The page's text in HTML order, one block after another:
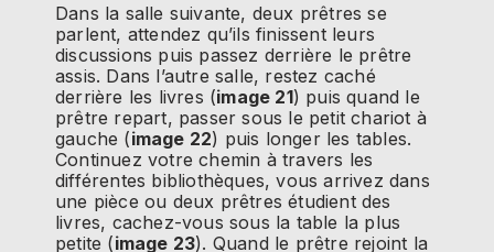
Dans la salle suivante, deux prêtres se
parlent, attendez qu’ils finissent leurs
discussions puis passez derrière le prêtre
assis. Dans l’autre salle, restez caché
derrière les livres (image 21) puis quand le
prêtre repart, passer sous le petit chariot à
gauche (image 22) puis longer les tables.
Continuez votre chemin à travers les
différentes bibliothèques, vous arrivez dans
une pièce ou deux prêtres étudient des
livres, cachez-vous sous la table la plus
petite (image 23). Quand le prêtre rejoint la